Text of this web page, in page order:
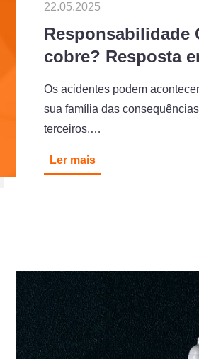
22.05.2025
Responsabilidade
cobre? Resposta
Os acidentes podem
sua família das
terceiros.…
Ler mais